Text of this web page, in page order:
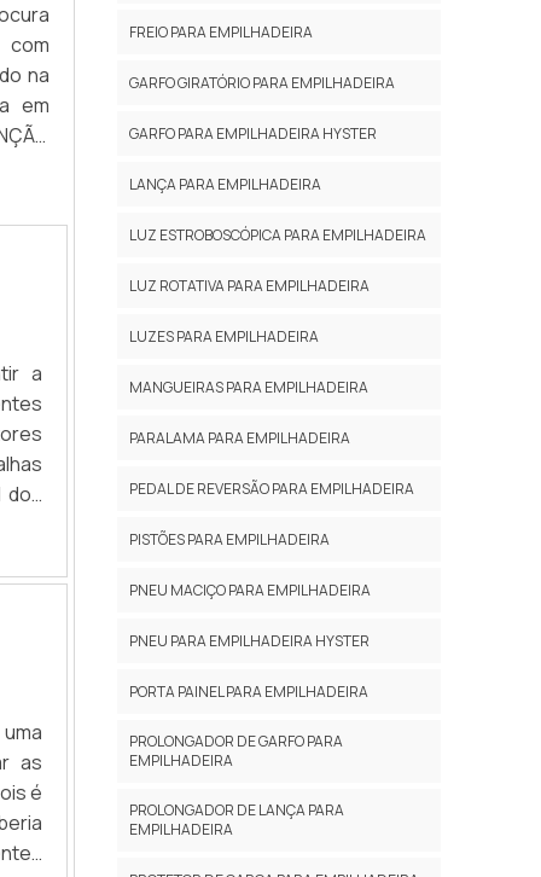
com
na
em
por
para
é
de
de
as
de
a
dos
a
dos
e
dos
as
é
FREIO PARA EMPILHADEIRA
GARFO GIRATÓRIO PARA EMPILHADEIRA
GARFO PARA EMPILHADEIRA HYSTER
LANÇA PARA EMPILHADEIRA
LUZ ESTROBOSCÓPICA PARA EMPILHADEIRA
LUZ ROTATIVA PARA EMPILHADEIRA
LUZES PARA EMPILHADEIRA
MANGUEIRAS PARA EMPILHADEIRA
PARALAMA PARA EMPILHADEIRA
PEDAL DE REVERSÃO PARA EMPILHADEIRA
PISTÕES PARA EMPILHADEIRA
PNEU MACIÇO PARA EMPILHADEIRA
PNEU PARA EMPILHADEIRA HYSTER
PORTA PAINEL PARA EMPILHADEIRA
PROLONGADOR DE GARFO PARA
EMPILHADEIRA
PROLONGADOR DE LANÇA PARA
EMPILHADEIRA